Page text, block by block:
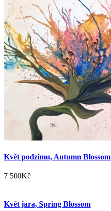
Květ podzimu, Autumn Blossom
7 500Kč
Květ jara, Spring Blossom